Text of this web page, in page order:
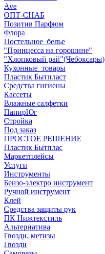
Ave
ОПТ-СНАБ
Позитив Парфюм
Флора
Постельное_белье
"Принцесса на горошине"
"Хлопковый рай"(Чебоксары)
Кухонные_товары
Пластик Бытпласт
Средства гигиены
Кассеты
Влажные салфетки
ПапирЮг
Стройка
Под заказ
ПРОСТОЕ РЕШЕНИЕ
Пластик Бытплас
Маркетплейсы
Услуги
Инструменты
Бензо-электро инструмент
Ручной инструмент
Клей
Средства защиты рук
ПК Нижтекстиль
Альтернатива
Гвозди, метизы
Гвозди